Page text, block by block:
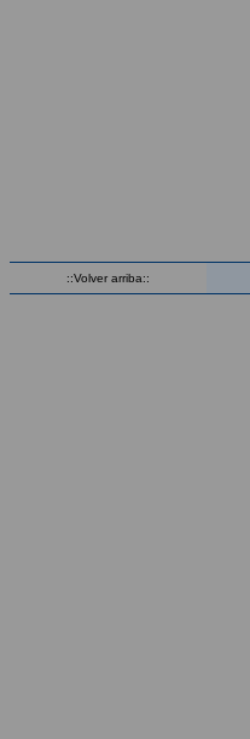
::Volver arriba::